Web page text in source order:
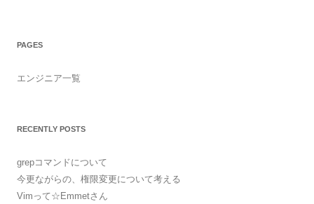
PAGES
エンジニア一覧
RECENTLY POSTS
grepコマンドについて
今更ながらの、権限変更について考える
Vimって☆Emmetさん